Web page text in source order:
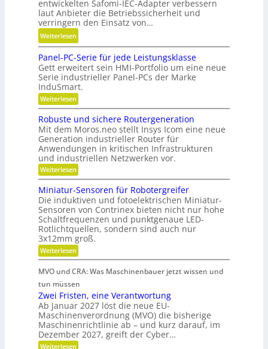
i
d
-
K
u
g
e
l
l
a
g
e
r
u
p
o
s
i
t
i
o
n
e
r
e
n
s
l
a
u
f
w
r
t
s
c
h
a
f
t
i
n
d
e
r
K
u
n
s
t
s
t
o
f
f
entwickelten Safomi-IEC-Adapter verbessern
laut Anbieter die Betriebssicherheit und
verringern den Einsatz von…
Weiterlesen:
L
ä
n
g
e
r
B
e
t
r
i
b
s
z
e
i
t
d
a
n
k
Ö
l
a
u
Panel-PC-Serie für jede Leistungsklasse
Gett erweitert sein HMI-Portfolio um eine neue
Serie industrieller Panel-PCs der Marke
InduSmart.
Weiterlesen:
P
n
e
l
-
P
C
-
S
e
r
f
ü
r
j
e
e
L
i
s
t
u
n
g
Robuste und sichere Routergeneration
Mit dem Moros.neo stellt Insys Icom eine neue
Generation industrieller Router für
Anwendungen in kritischen Infrastrukturen
und industriellen Netzwerken vor.
Weiterlesen:
R
o
b
u
s
t
e
u
n
d
s
i
h
e
r
e
R
o
u
t
Miniatur-Sensoren für Robotergreifer
Die induktiven und fotoelektrischen Miniatur-
Sensoren von Contrinex bieten nicht nur hohe
Schaltfrequenzen und punktgenaue LED-
Rotlichtquellen, sondern sind auch nur
3x12mm groß.
Weiterlesen:
M
n
i
t
u
r
-
S
e
MVO und CRA: Was Maschinenbauer jetzt wissen und
tun müssen
Zwei Fristen, eine Verantwortung
Ab Januar 2027 löst die neue EU-
Maschinenverordnung (MVO) die bisherige
Maschinenrichtlinie ab – und kurz darauf, im
Dezember 2027, greift der Cyber…
Weiterlesen: